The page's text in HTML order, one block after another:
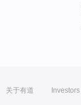
关于有道 Investors